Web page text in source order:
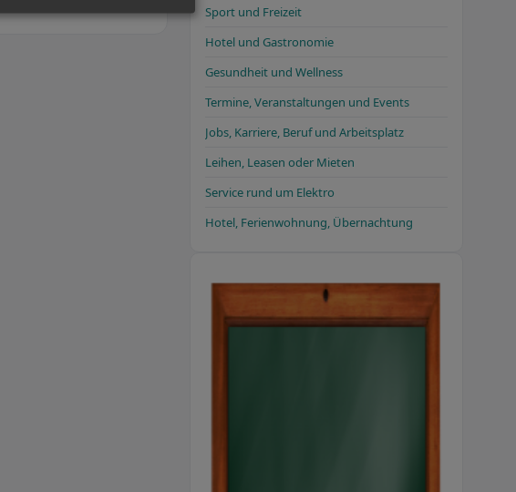
Sport und Freizeit
Hotel und Gastronomie
Gesundheit und Wellness
Termine, Veranstaltungen und Events
Jobs, Karriere, Beruf und Arbeitsplatz
Leihen, Leasen oder Mieten
Service rund um Elektro
Hotel, Ferienwohnung, Übernachtung